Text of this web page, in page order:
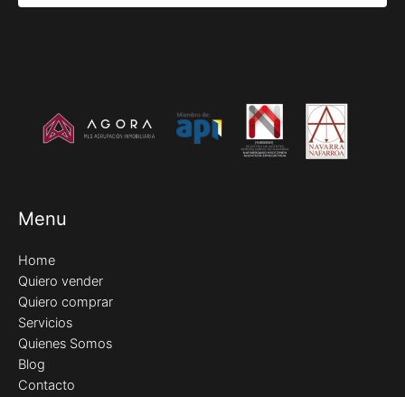
Menu
Home
Quiero vender
Quiero comprar
Servicios
Quienes Somos
Blog
Contacto